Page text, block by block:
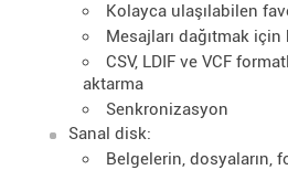
Kolayca ulaşılabilen
Mesajları dağıtmak için
CSV, LDIF ve VCF
aktarma
Senkronizasyon
Sanal disk:
Belgelerin, dosyaların,